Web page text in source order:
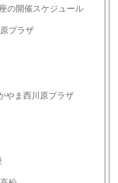
の開催スケジュール
プラザ
やま西川原プラザ